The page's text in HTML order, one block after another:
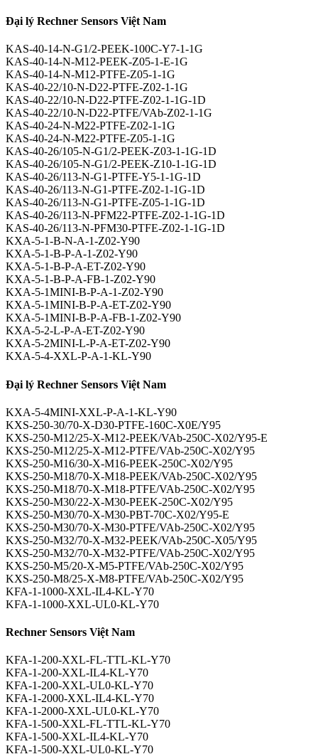
Đại lý Rechner Sensors Việt Nam
KAS-40-14-N-G1/2-PEEK-100C-Y7-1-1G
KAS-40-14-N-M12-PEEK-Z05-1-E-1G
KAS-40-14-N-M12-PTFE-Z05-1-1G
KAS-40-22/10-N-D22-PTFE-Z02-1-1G
KAS-40-22/10-N-D22-PTFE-Z02-1-1G-1D
KAS-40-22/10-N-D22-PTFE/VAb-Z02-1-1G
KAS-40-24-N-M22-PTFE-Z02-1-1G
KAS-40-24-N-M22-PTFE-Z05-1-1G
KAS-40-26/105-N-G1/2-PEEK-Z03-1-1G-1D
KAS-40-26/105-N-G1/2-PEEK-Z10-1-1G-1D
KAS-40-26/113-N-G1-PTFE-Y5-1-1G-1D
KAS-40-26/113-N-G1-PTFE-Z02-1-1G-1D
KAS-40-26/113-N-G1-PTFE-Z05-1-1G-1D
KAS-40-26/113-N-PFM22-PTFE-Z02-1-1G-1D
KAS-40-26/113-N-PFM30-PTFE-Z02-1-1G-1D
KXA-5-1-B-N-A-1-Z02-Y90
KXA-5-1-B-P-A-1-Z02-Y90
KXA-5-1-B-P-A-ET-Z02-Y90
KXA-5-1-B-P-A-FB-1-Z02-Y90
KXA-5-1MINI-B-P-A-1-Z02-Y90
KXA-5-1MINI-B-P-A-ET-Z02-Y90
KXA-5-1MINI-B-P-A-FB-1-Z02-Y90
KXA-5-2-L-P-A-ET-Z02-Y90
KXA-5-2MINI-L-P-A-ET-Z02-Y90
KXA-5-4-XXL-P-A-1-KL-Y90
Đại lý Rechner Sensors Việt Nam
KXA-5-4MINI-XXL-P-A-1-KL-Y90
KXS-250-30/70-X-D30-PTFE-160C-X0E/Y95
KXS-250-M12/25-X-M12-PEEK/VAb-250C-X02/Y95-E
KXS-250-M12/25-X-M12-PTFE/VAb-250C-X02/Y95
KXS-250-M16/30-X-M16-PEEK-250C-X02/Y95
KXS-250-M18/70-X-M18-PEEK/VAb-250C-X02/Y95
KXS-250-M18/70-X-M18-PTFE/VAb-250C-X02/Y95
KXS-250-M30/22-X-M30-PEEK-250C-X02/Y95
KXS-250-M30/70-X-M30-PBT-70C-X02/Y95-E
KXS-250-M30/70-X-M30-PTFE/VAb-250C-X02/Y95
KXS-250-M32/70-X-M32-PEEK/VAb-250C-X05/Y95
KXS-250-M32/70-X-M32-PTFE/VAb-250C-X02/Y95
KXS-250-M5/20-X-M5-PTFE/VAb-250C-X02/Y95
KXS-250-M8/25-X-M8-PTFE/VAb-250C-X02/Y95
KFA-1-1000-XXL-IL4-KL-Y70
KFA-1-1000-XXL-UL0-KL-Y70
Rechner Sensors Việt Nam
KFA-1-200-XXL-FL-TTL-KL-Y70
KFA-1-200-XXL-IL4-KL-Y70
KFA-1-200-XXL-UL0-KL-Y70
KFA-1-2000-XXL-IL4-KL-Y70
KFA-1-2000-XXL-UL0-KL-Y70
KFA-1-500-XXL-FL-TTL-KL-Y70
KFA-1-500-XXL-IL4-KL-Y70
KFA-1-500-XXL-UL0-KL-Y70